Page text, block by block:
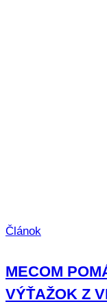
Článok
MECOM
VÝŤAŽOK Z